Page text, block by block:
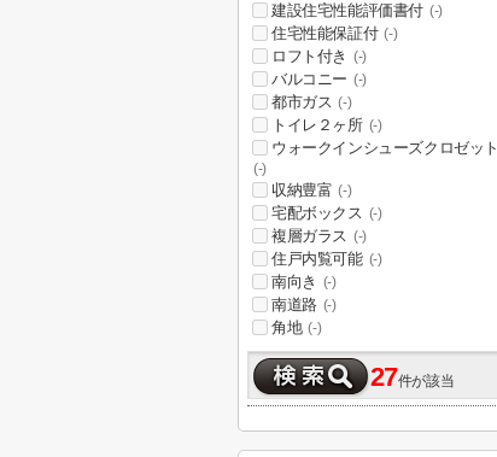
建設住宅性能評価書付 (-)
住宅性能保証付 (-)
ロフト付き (-)
バルコニー (-)
都市ガス (-)
トイレ２ヶ所 (-)
ウォークインシューズクロゼット
(-)
収納豊富 (-)
宅配ボックス (-)
複層ガラス (-)
住戸内覧可能 (-)
南向き (-)
南道路 (-)
角地 (-)
27件が該当